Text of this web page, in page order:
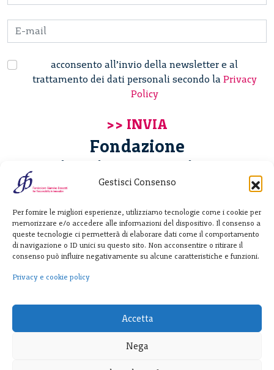
Gestisci Consenso
Per fornire le migliori esperienze, utilizziamo tecnologie come i cookie per
memorizzare e/o accedere alle informazioni del dispositivo. Il consenso a
queste tecnologie ci permetterà di elaborare dati come il comportamento
di navigazione o ID unici su questo sito. Non acconsentire o ritirare il
consenso può influire negativamente su alcune caratteristiche e funzioni.
Privacy e cookie policy
Accetta
Nega
acconsento all’invio della newsletter e al
trattamento dei dati personali secondo la Privacy
Policy
Fondazione
Giannino Bassetti ETS
20122 Milano - Italia
T. +39 02 781933
F. + 39 02 76392030
info@fondazionebassetti.org
p.i. 12520270153